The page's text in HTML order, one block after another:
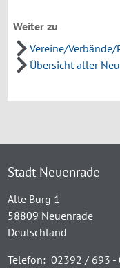
Weiter zu
Vereine/
Übersicht aller
Stadt Neuenrade
Alte Burg 1
58809 Neuenrade
Deutschland
Telefon: 02392 / 693 -